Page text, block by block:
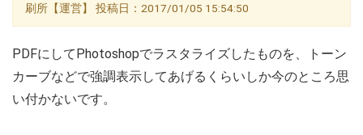
刷所【運営】 投稿日：2017/01/05 15:54:50
PDFにしてPhotoshopでラスタライズしたものを、トーン
カーブなどで強調表示してあげるくらいしか今のところ思
い付かないです。